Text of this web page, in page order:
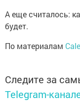
А еще считалось:
будет.
По материалам
Следите за
Telegram-